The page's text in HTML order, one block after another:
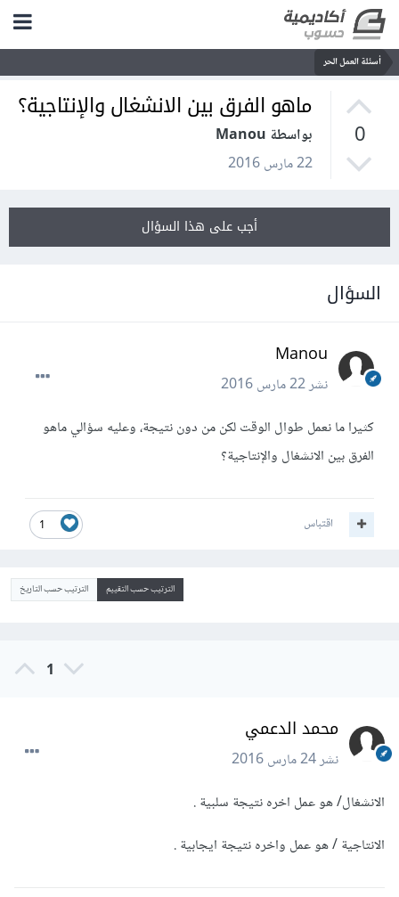
أسئلة العمل الحر
0
ماهو الفرق بين الانشغال والإنتاجية؟
بواسطة Manou
22 مارس 2016
أجب على هذا السؤال
السؤال
Manou
نشر22 مارس 2016
كثيرا ما نعمل طوال الوقت لكن من دون نتيجة، وعليه سؤالي ماهو
الفرق بين الانشغال والإنتاجية؟
1 اقتباس
الترتيب حسب التقييم الترتيب حسب التاريخ
1
محمد الدعمي
نشر24 مارس 2016
الانشغال/ هو عمل اخره نتيجة سلبية .
الانتاجية / هو عمل واخره نتيجة ايجابية .